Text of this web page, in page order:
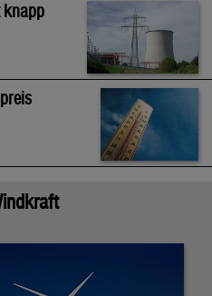
knapp